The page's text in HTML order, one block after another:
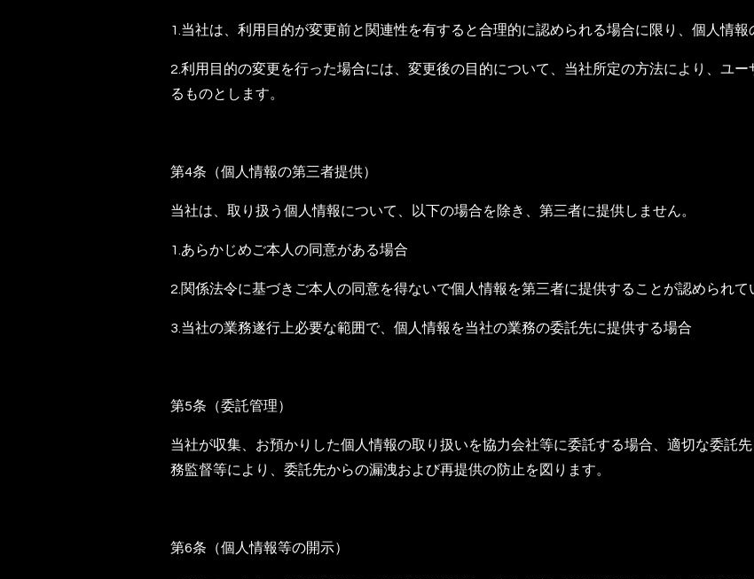
1.当社は、利用目的が変更前と関連性を有すると合理的に認められる場合に限り、個人情報
2.利用目的の変更を行った場合には、変更後の目的について、当社所定の方法により、ユ
るものとします。
第4条（個人情報の第三者提供）
当社は、取り扱う個人情報について、以下の場合を除き、第三者に提供しません。
1.あらかじめご本人の同意がある場合
2.関係法令に基づきご本人の同意を得ないで個人情報を第三者に提供することが認められて
3.当社の業務遂行上必要な範囲で、個人情報を当社の業務の委託先に提供する場合
第5条（委託管理）
当社が収集、お預かりした個人情報の取り扱いを協力会社等に委託する場合、適切な委託
務監督等により、委託先からの漏洩および再提供の防止を図ります。
第6条（個人情報等の開示）